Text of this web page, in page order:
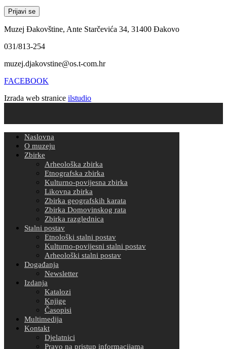
Muzej Đakovštine, Ante Starčevića 34, 31400 Đakovo
031/813-254
muzej.djakovstine@os.t-com.hr
FACEBOOK
Izrada web stranice ilstudio
Naslovna
O muzeju
Zbirke
Arheološka zbirka
Etnografska zbirka
Kulturno-povijesna zbirka
Likovna zbirka
Zbirka geografskih karata
Zbirka Domovinskog rata
Zbirka razglednica
Stalni postav
Etnološki stalni postav
Kulturno-povijesni stalni postav
Arheološki stalni postav
Događanja
Newsletter
Izdanja
Katalozi
Knjige
Časopisi
Multimedija
Kontakt
Djelatnici
Pravo na pristup informacijama